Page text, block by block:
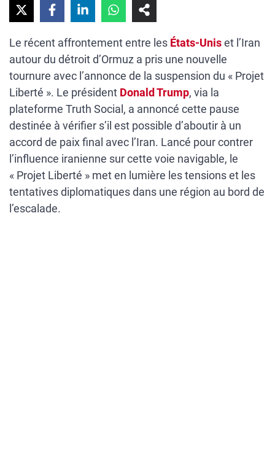
Le récent affrontement entre les États-Uniset l’Iran
autour du détroit d’Ormuz a pris une nouvelle
tournure avec l’annonce de la suspension du « Projet
Liberté ». Le président Donald Trump, via la
plateforme Truth Social, a annoncé cette pause
destinée à vérifier s’il est possible d’aboutir à un
accord de paix final avec l’Iran. Lancé pour contrer
l’influence iranienne sur cette voie navigable, le
« Projet Liberté » met en lumière les tensions et les
tentatives diplomatiques dans une région au bord de
l’escalade.